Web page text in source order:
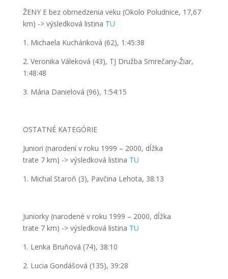
ŽENY E bez obmedzenia veku (Okolo Poludnice, 1 7,67
km) -> výsledková listina TU
1. Michaela Kucháriková (62), 1:45:38
2. Veronika Váleková (43), TJ Družba Smrečany-Žiar,
1:48:48
3. Mária Danielová (96), 1:54:15
OSTATNÉ KATEGÓRIE
Juniori (narodení v roku 1999 – 2000, dĺžka
trate 7km) -> výsledková listina TU
1. Michal Staroň (3), Pavčina Lehota, 38:13
Juniorky (narodené v roku 1999 – 2000, dĺžka
trate 7km) -> výsledková listina TU
1. Lenka Bruňová (74), 38:10
2. Lucia Gondášová (135), 39:28